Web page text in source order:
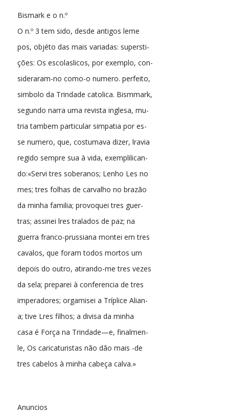
Bismark e o n.º
O n.º 3 tem sido, desde antigos leme
pos, objéto das mais variadas: supersti-
ções: Os escolaslicos, por exemplo, con-
sideraram-no como-o numero. perfeito,
simbolo da Trindade catolica. Bismmark,
segundo narra uma revista inglesa, mu-
tria tambem particular simpatia por es-
se numero, que, costumava dizer, lravia
regido sempre sua à vida, exemplilican-
do:«Servi tres soberanos; Lenho Les no
mes; tres folhas de carvalho no brazão
da minha familia; provoquei tres guer-
tras; assinei lres tralados de paz; na
guerra franco-prussiana montei em tres
cavalos, que foram todos mortos um
depois do outro, atirando-me tres vezes
da sela; preparei à conferencia de tres
imperadores; orgamisei a Tríplice Alian-
a; tive Lres filhos; a divisa da minha
casa é Força na Trindade—e, finalmen-
le, Os caricaturistas não dão mais -de
tres cabelos à minha cabeça calva.»
Anuncios